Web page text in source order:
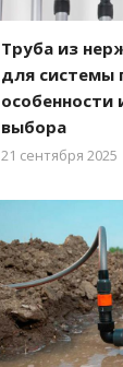
Труба из
для системы
особенности
выбора
21 сентября 2025